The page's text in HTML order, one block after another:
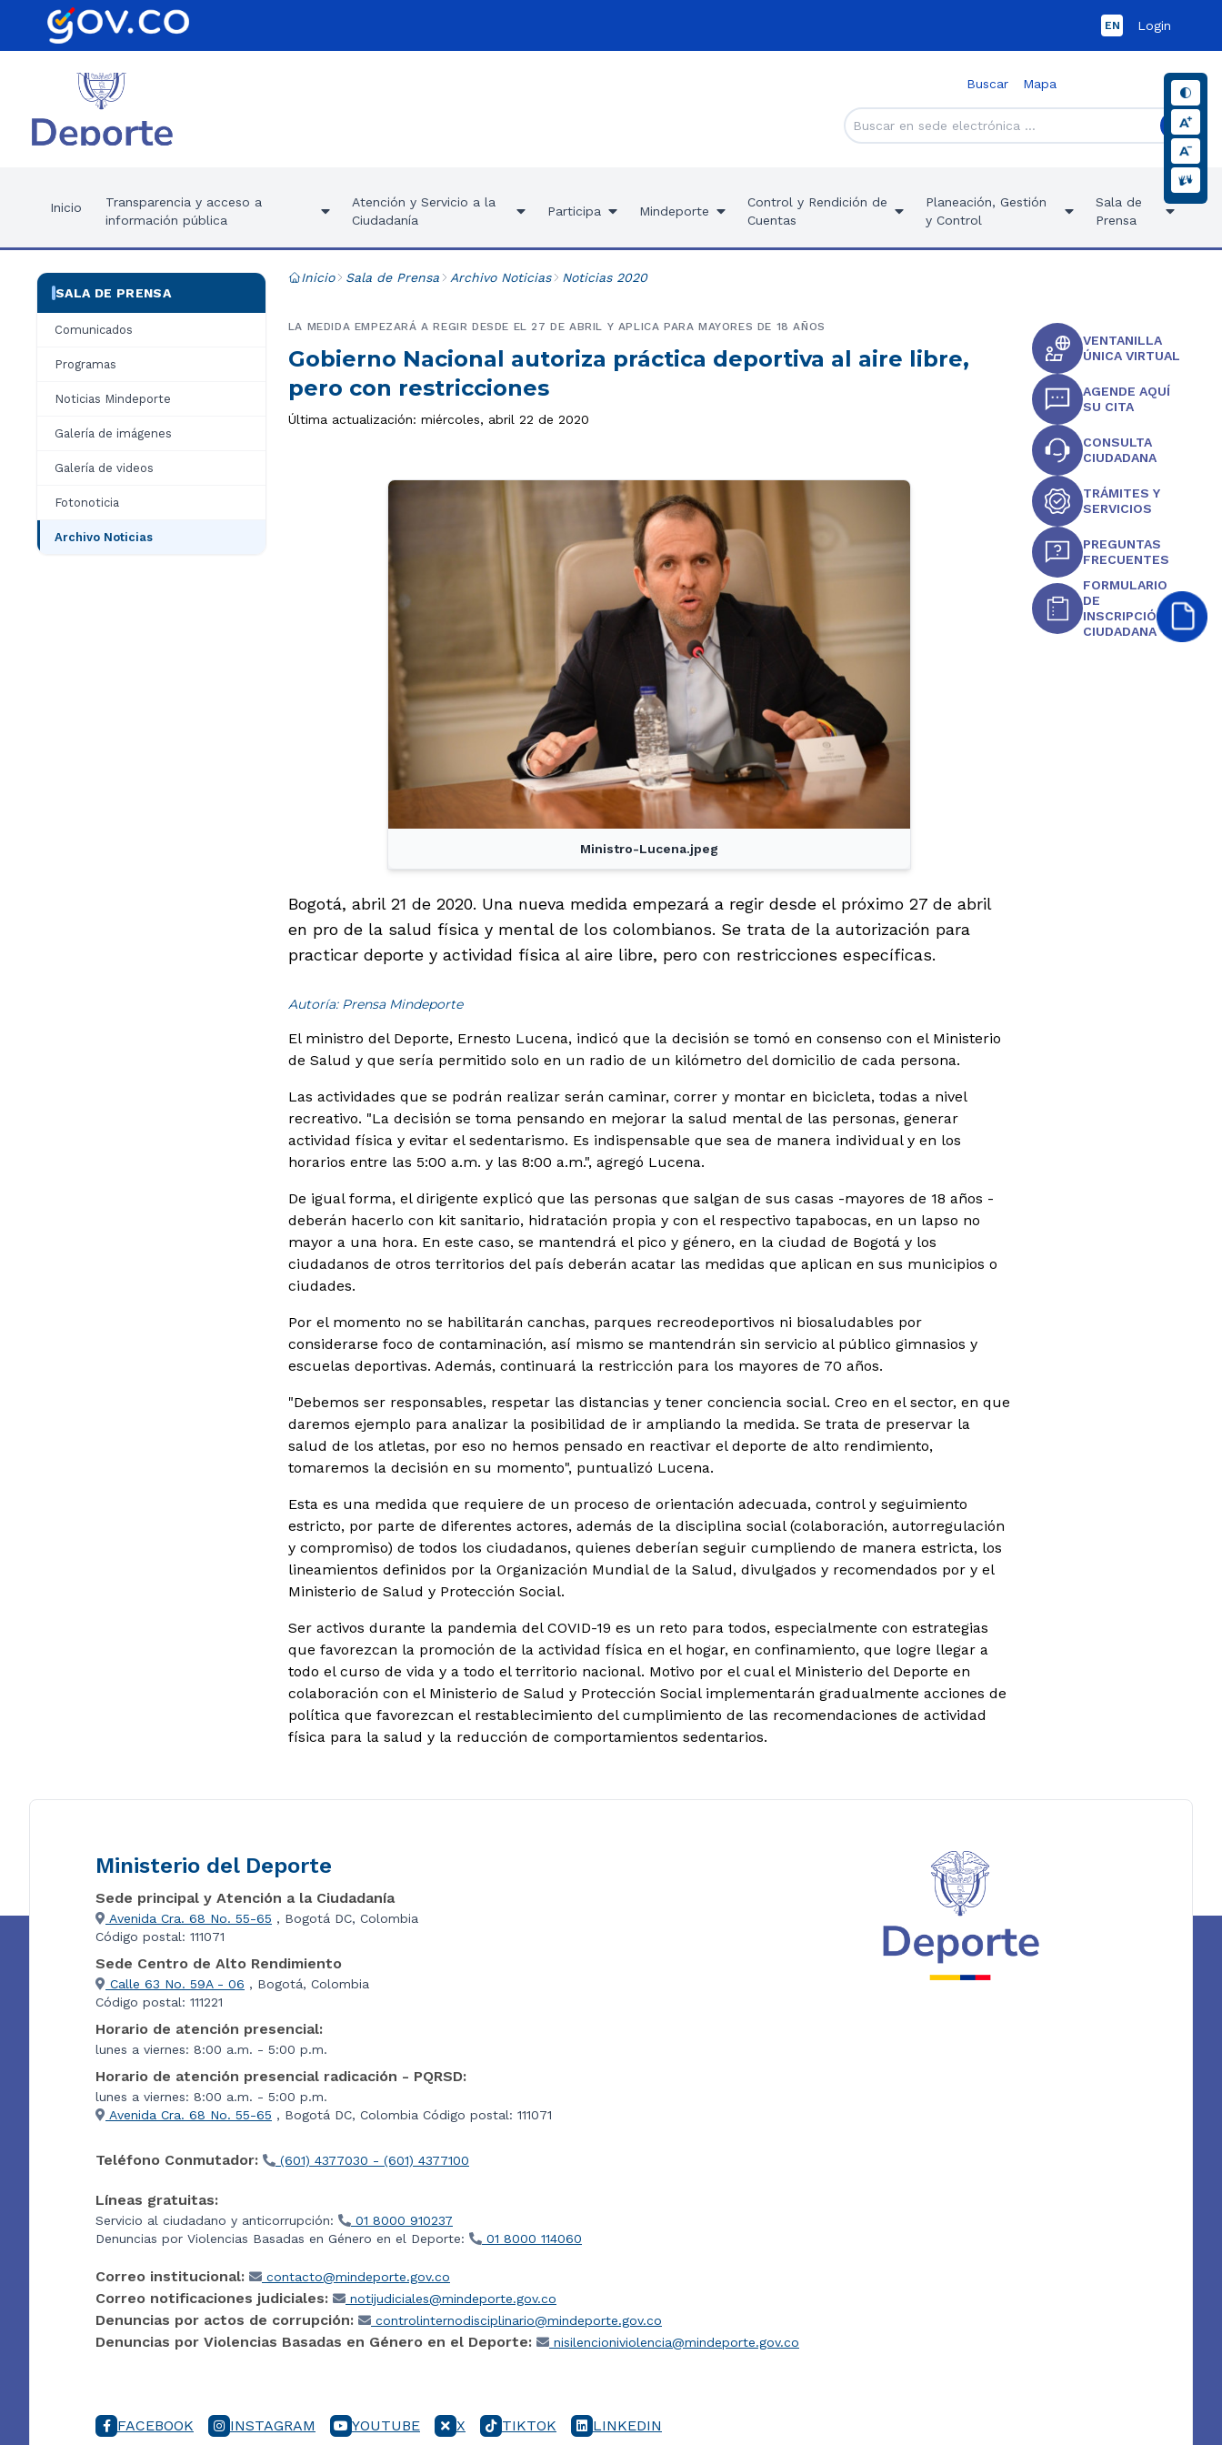
EN Login
Buscar Mapa
Inicio
Transparencia y acceso a
información pública
Atención y Servicio a la
Ciudadanía
Participa Mindeporte
Control y Rendición de
Cuentas
Planeación, Gestión
y Control
Sala de
Prensa
SALA DE PRENSA
Comunicados
Programas
Noticias Mindeporte
Galería de imágenes
Galería de videos
Fotonoticia
Archivo Noticias
Inicio Sala de Prensa Archivo Noticias Noticias 2020
Gobierno Nacional autoriza práctica deportiva al aire libre,
pero con restricciones
LA MEDIDA EMPEZARÁ A REGIR DESDE EL 27 DE ABRIL Y APLICA PARA MAYORES DE 18 AÑOS
Última actualización: miércoles, abril 22 de 2020
Ministro-Lucena.jpeg
Bogotá, abril 21 de 2020. Una nueva medida empezará a regir desde el próximo 27 de abril
en pro de la salud física y mental de los colombianos. Se trata de la autorización para
practicar deporte y actividad física al aire libre, pero con restricciones específicas.
Autoría: Prensa Mindeporte
El ministro del Deporte, Ernesto Lucena, indicó que la decisión se tomó en consenso con el Ministerio
de Salud y que sería permitido solo en un radio de un kilómetro del domicilio de cada persona.
Las actividades que se podrán realizar serán caminar, correr y montar en bicicleta, todas a nivel
recreativo. "La decisión se toma pensando en mejorar la salud mental de las personas, generar
actividad física y evitar el sedentarismo. Es indispensable que sea de manera individual y en los
horarios entre las 5:00 a.m. y las 8:00 a.m.", agregó Lucena.
De igual forma, el dirigente explicó que las personas que salgan de sus casas -mayores de 18 años -
deberán hacerlo con kit sanitario, hidratación propia y con el respectivo tapabocas, en un lapso no
mayor a una hora. En este caso, se mantendrá el pico y género, en la ciudad de Bogotá y los
ciudadanos de otros territorios del país deberán acatar las medidas que aplican en sus municipios o
ciudades.
Por el momento no se habilitarán canchas, parques recreodeportivos ni biosaludables por
considerarse foco de contaminación, así mismo se mantendrán sin servicio al público gimnasios y
escuelas deportivas. Además, continuará la restricción para los mayores de 70 años.
"Debemos ser responsables, respetar las distancias y tener conciencia social. Creo en el sector, en que
daremos ejemplo para analizar la posibilidad de ir ampliando la medida. Se trata de preservar la
salud de los atletas, por eso no hemos pensado en reactivar el deporte de alto rendimiento,
tomaremos la decisión en su momento", puntualizó Lucena.
Esta es una medida que requiere de un proceso de orientación adecuada, control y seguimiento
estricto, por parte de diferentes actores, además de la disciplina social (colaboración, autorregulación
y compromiso) de todos los ciudadanos, quienes deberían seguir cumpliendo de manera estricta, los
lineamientos definidos por la Organización Mundial de la Salud, divulgados y recomendados por y el
Ministerio de Salud y Protección Social.
Ser activos durante la pandemia del COVID-19 es un reto para todos, especialmente con estrategias
que favorezcan la promoción de la actividad física en el hogar, en confinamiento, que logre llegar a
todo el curso de vida y a todo el territorio nacional. Motivo por el cual el Ministerio del Deporte en
colaboración con el Ministerio de Salud y Protección Social implementarán gradualmente acciones de
política que favorezcan el restablecimiento del cumplimiento de las recomendaciones de actividad
física para la salud y la reducción de comportamientos sedentarios.
VENTANILLA
ÚNICA VIRTUAL
AGENDE AQUÍ
SU CITA
CONSULTA
CIUDADANA
TRÁMITES Y
SERVICIOS
PREGUNTAS
FRECUENTES
FORMULARIO
DE
INSCRIPCIÓN
CIUDADANA
Ministerio del Deporte
Sede principal y Atención a la Ciudadanía
Avenida Cra. 68 No. 55-65 , Bogotá DC, Colombia
Código postal: 111071
Sede Centro de Alto Rendimiento
Calle 63 No. 59A - 06 , Bogotá, Colombia
Código postal: 111221
Horario de atención presencial:
lunes a viernes: 8:00 a.m. - 5:00 p.m.
Horario de atención presencial radicación - PQRSD:
lunes a viernes: 8:00 a.m. - 5:00 p.m.
Avenida Cra. 68 No. 55-65 , Bogotá DC, Colombia Código postal: 111071
Teléfono Conmutador: (601) 4377030 - (601) 4377100
Líneas gratuitas:
Servicio al ciudadano y anticorrupción:
01 8000 910237
Denuncias por Violencias Basadas en Género en el Deporte:
01 8000 114060
Correo institucional: contacto@mindeporte.gov.co
Correo notificaciones judiciales: notijudiciales@mindeporte.gov.co
Denuncias por actos de corrupción: controlinternodisciplinario@mindeporte.gov.co
Denuncias por Violencias Basadas en Género en el Deporte: nisilencioniviolencia@mindeporte.gov.co
FACEBOOK INSTAGRAM YOUTUBE X TIKTOK LINKEDIN